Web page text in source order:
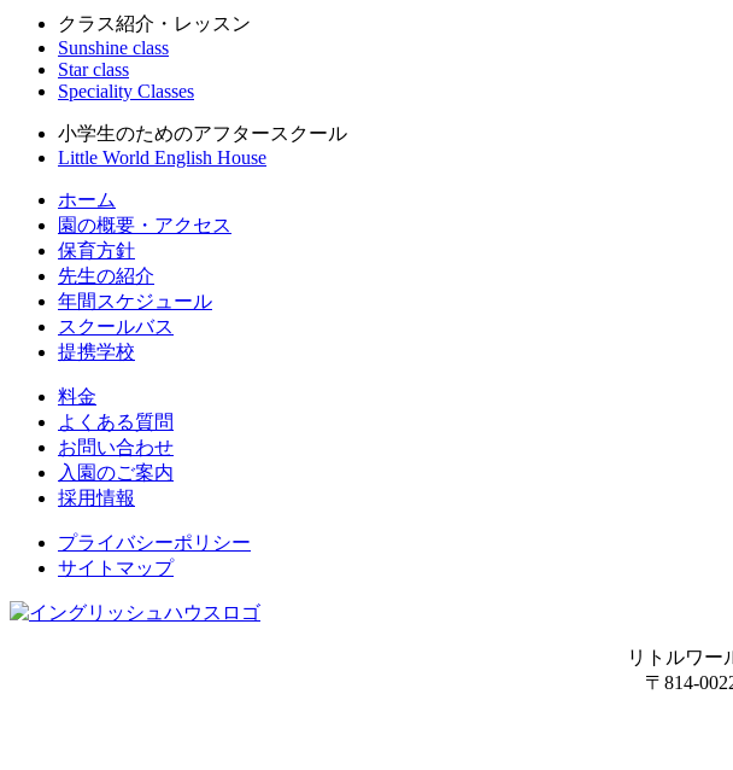
クラス紹介・レッスン
Sunshine class
Star class
Speciality Classes
小学生のためのアフタースクール
Little World English House
ホーム
園の概要・アクセス
保育方針
先生の紹介
年間スケジュール
スクールバス
提携学校
料金
よくある質問
お問い合わせ
入園のご案内
採用情報
プライバシーポリシー
サイトマップ
リトルワー
〒814-